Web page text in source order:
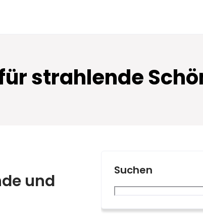
strahlende
und
Suchen